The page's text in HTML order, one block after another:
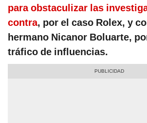
para obstaculizar las
contra, por el caso Rolex, y
hermano Nicanor Boluarte,
tráfico de influencias.